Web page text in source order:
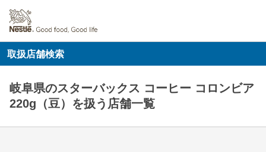
取扱店舗検索
岐阜県のスターバックス コーヒー コロンビア
220g（豆）を扱う店舗一覧